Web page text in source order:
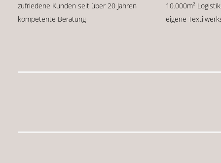
zufriedene Kunden seit über 20 Jahren
10.000m²
kompetente Beratung
eigene